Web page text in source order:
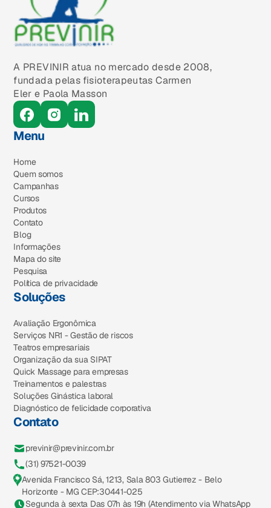
A PREVINIR atua no mercado desde 2008,
fundada pelas fisioterapeutas Carmen
Eler e Paola Masson
Menu
Home
Quem somos
Campanhas
Cursos
Produtos
Contato
Blog
Informações
Mapa do site
Pesquisa
Política de privacidade
Soluções
Avaliação Ergonômica
Serviços NR1 - Gestão de riscos
Teatros empresariais
Organização da sua SIPAT
Quick Massage para empresas
Treinamentos e palestras
Soluções Ginástica laboral
Diagnóstico de felicidade corporativa
Contato
previnir@previnir.com.br
(31) 97521-0039
Avenida Francisco Sá, 1213, Sala 803 Gutierrez - Belo
Horizonte - MG CEP:30441-025
Segunda à sexta Das 07h às 19h (Atendimento via WhatsApp